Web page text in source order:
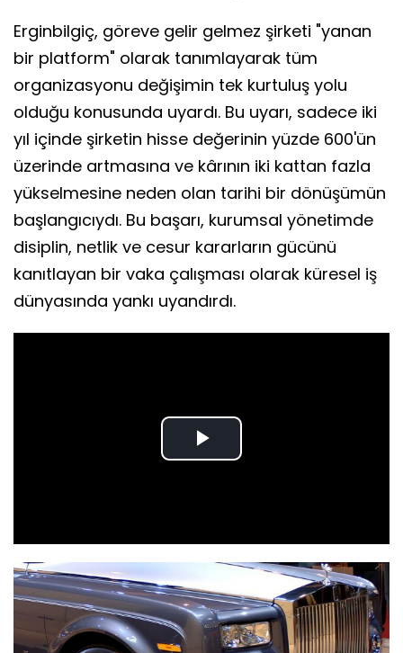
Erginbilgiç, göreve gelir gelmez şirketi "yanan
bir platform" olarak tanımlayarak tüm
organizasyonu değişimin tek kurtuluş yolu
olduğu konusunda uyardı. Bu uyarı, sadece iki
yıl içinde şirketin hisse değerinin yüzde 600'ün
üzerinde artmasına ve kârının iki kattan fazla
yükselmesine neden olan tarihi bir dönüşümün
başlangıcıydı. Bu başarı, kurumsal yönetimde
disiplin, netlik ve cesur kararların gücünü
kanıtlayan bir vaka çalışması olarak küresel iş
dünyasında yankı uyandırdı.
Play